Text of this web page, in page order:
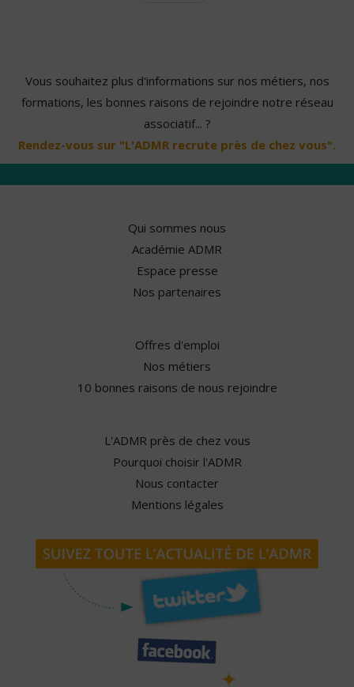
Vous souhaitez plus d'informations sur nos métiers, nos
formations, les bonnes raisons de rejoindre notre réseau
associatif... ?
Rendez-vous sur "L'ADMR recrute près de chez vous".
Qui sommes nous
Académie ADMR
Espace presse
Nos partenaires
Offres d'emploi
Nos métiers
10 bonnes raisons de nous rejoindre
L'ADMR près de chez vous
Pourquoi choisir l'ADMR
Nous contacter
Mentions légales